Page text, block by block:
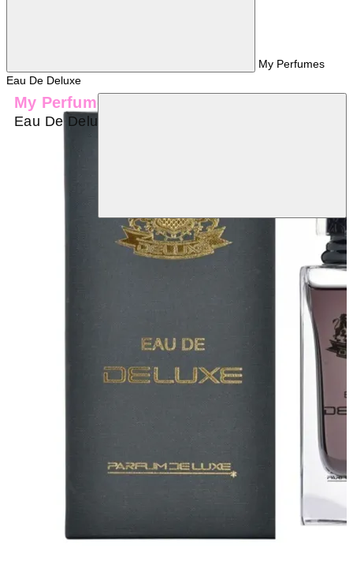
My Perfumes
Eau De Deluxe
My Perfumes
Eau De Deluxe